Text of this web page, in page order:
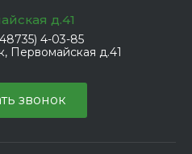
д.41
4-03-85
Первомайская д.41
звонок